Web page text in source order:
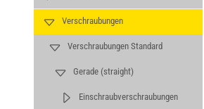
Verschraubungen
Verschraubungen Standard
Gerade (straight)
Einschraubverschraubungen